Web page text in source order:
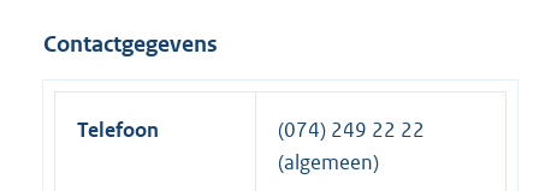
:
l
i
n
Contactgegevens
Telefoon
(074) 249 22 22
(algemeen)